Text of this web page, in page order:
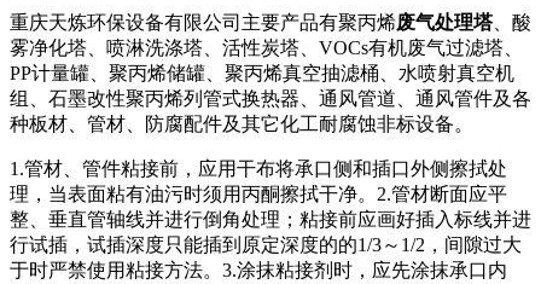
重庆天炼环保设备有限公司主要产品有聚丙烯废气处理塔、酸
雾净化塔、喷淋洗涤塔、活性炭塔、VOCs有机废气过滤塔、
PP计量罐、聚丙烯储罐、聚丙烯真空抽滤桶、水喷射真空机
组、石墨改性聚丙烯列管式换热器、通风管道、通风管件及各
种板材、管材、防腐配件及其它化工耐腐蚀非标设备。
1.管材、管件粘接前，应用干布将承口侧和插口外侧擦拭处
理，当表面粘有油污时须用丙酮擦拭干净。2.管材断面应平
整、垂直管轴线并进行倒角处理；粘接前应画好插入标线并进
行试插，试插深度只能插到原定深度的的1/3～1/2，间隙过大
于时严禁使用粘接方法。3.涂抹粘接剂时，应先涂抹承口内